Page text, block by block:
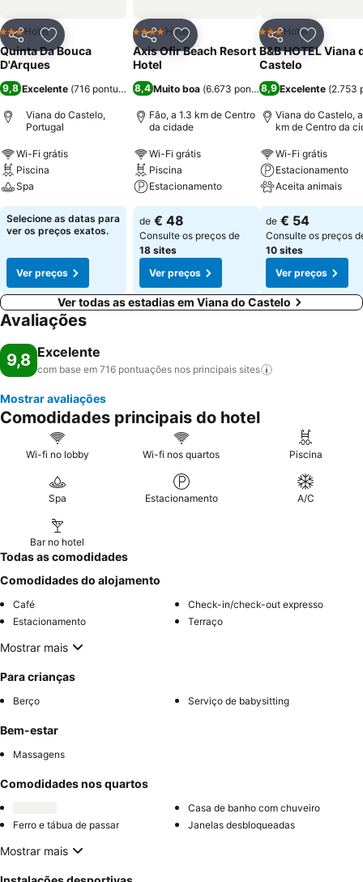
PartilharAdicionar aos favoritos
3 Estrelas
Hotel
Quinta Da Bouca
D'Arques
9,8 Excelente (716 pontuações)
Viana do Castelo,
Portugal
Wi-Fi grátis
Piscina
Spa
Selecione as datas para
ver os preços exatos.
Ver preços
PartilharAdicionar aos favoritos
4 EstrelasHotel
Axis Ofir Beach Resort
Hotel
8,4Muito boa (6.673 pontuações)
Fâo, a 1.3 km de Centro
da cidade
Wi-Fi grátis
Piscina
Estacionamento
de € 48
Consulte os preços de
18 sites
Ver preços
Partilhar
3 Estrelas
Hotel
B&B HOTEL Viana
Castelo
8,9 Excelente (2.753
Viana do Castelo,
km de Centro da
Wi-Fi grátis
Estacionamento
Aceita animais
de € 54
Consulte os preços
10 sites
Ver preços
Ver todas as estadias em Viana do Castelo
Avaliações
9,8 Excelente
com base em 716 pontuações nos principais sites
Mostrar avaliações
Comodidades principais do hotel
Wi-fi no lobby Wi-fi nos quartos Piscina
Spa Estacionamento A/C
Bar no hotel
Todas as comodidades
Comodidades do alojamento
Café
Check-in/check-out expresso
Estacionamento
Terraço
Mostrar mais
Para crianças
Berço Serviço de babysitting
Bem-estar
Massagens
Comodidades nos quartos
Casa de banho com chuveiro
Ferro e tábua de passar
Janelas desbloqueadas
Mostrar mais